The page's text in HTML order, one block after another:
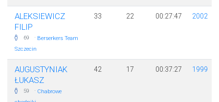
ALEKSIEWICZ
FILIP
69 · Berserkers Team
Szczecin
33 22 00:27:47 2002
AUGUSTYNIAK
ŁUKASZ
59 · Chabrowe
42 17 00:37:27 1999